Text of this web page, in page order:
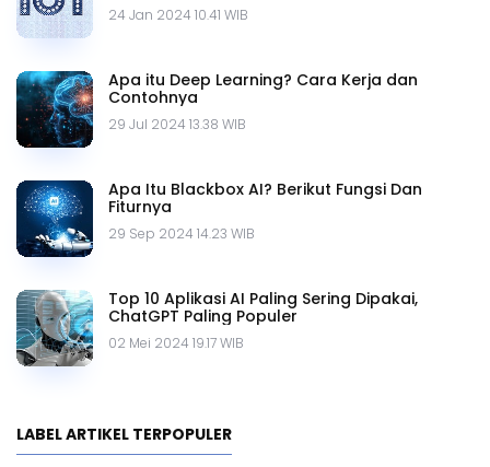
24 Jan 2024 10.41 WIB
Apa itu Deep Learning? Cara Kerja dan
Contohnya
29 Jul 2024 13.38 WIB
Apa Itu Blackbox AI? Berikut Fungsi Dan
Fiturnya
29 Sep 2024 14.23 WIB
Top 10 Aplikasi AI Paling Sering Dipakai,
ChatGPT Paling Populer
02 Mei 2024 19.17 WIB
LABEL ARTIKEL TERPOPULER